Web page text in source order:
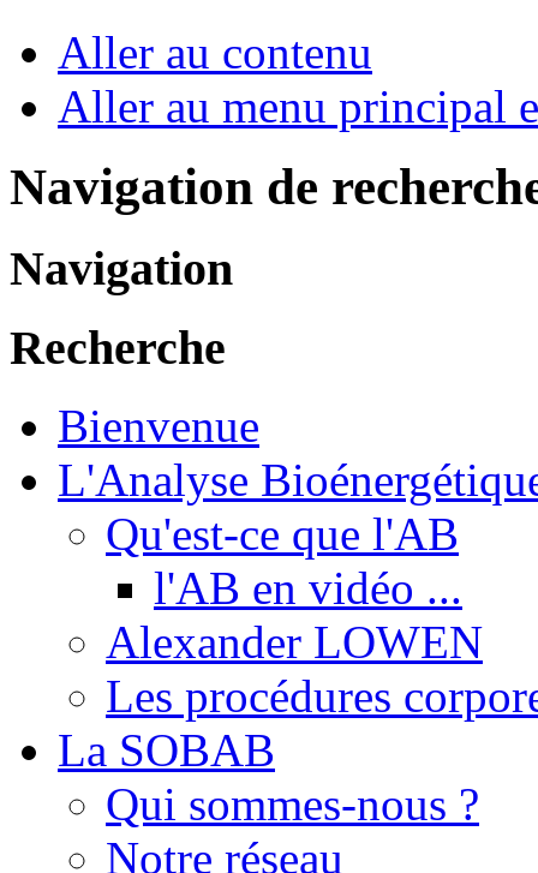
Aller au contenu
Aller au menu principal
Navigation de
Navigation
Recherche
Bienvenue
L'Analyse
Qu'est-ce que l'AB
l'AB en vidéo ...
Alexander LOWEN
Les procédures
La SOBAB
Qui sommes-nous ?
Notre réseau